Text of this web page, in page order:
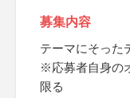
募集内容
テーマにそった
※応募者自身の
限る